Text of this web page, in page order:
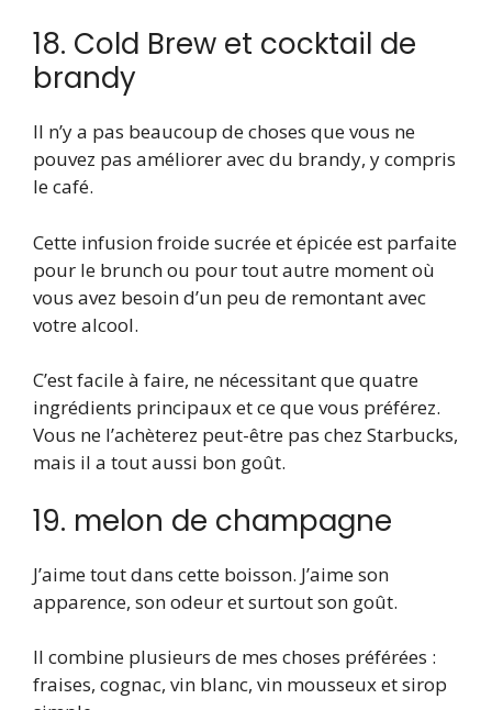
18. Cold Brew et cocktail de
brandy
Il n’y a pas beaucoup de choses que vous ne
pouvez pas améliorer avec du brandy, y compris
le café.
Cette infusion froide sucrée et épicée est parfaite
pour le brunch ou pour tout autre moment où
vous avez besoin d’un peu de remontant avec
votre alcool.
C’est facile à faire, ne nécessitant que quatre
ingrédients principaux et ce que vous préférez.
Vous ne l’achèterez peut-être pas chez Starbucks,
mais il a tout aussi bon goût.
19. melon de champagne
J’aime tout dans cette boisson. J’aime son
apparence, son odeur et surtout son goût.
Il combine plusieurs de mes choses préférées :
fraises, cognac, vin blanc, vin mousseux et sirop